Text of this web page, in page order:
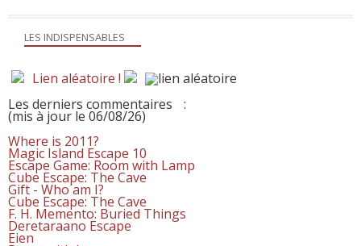
LES INDISPENSABLES
Lien aléatoire !
Les derniers commentaires
:
(mis à jour le 06/08/26)
Where is 2011?
Magic Island Escape 10
Escape Game: Room with Lamp
Cube Escape: The Cave
Gift - Who am I?
Cube Escape: The Cave
F. H. Memento: Buried Things
Deretaraano Escape
Eien